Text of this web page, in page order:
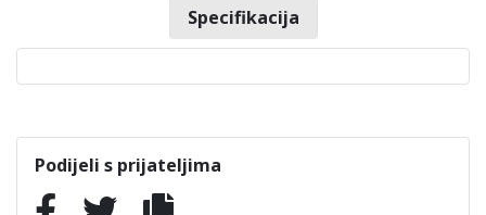
Specifikacija
Podijeli s prijateljima